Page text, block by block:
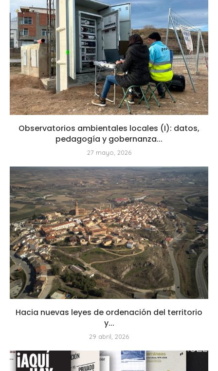
Observatorios ambientales locales (I): datos,
pedagogía y gobernanza...
27 mayo, 2026
Hacia nuevas leyes de ordenación del territorio
y...
29 abril, 2026